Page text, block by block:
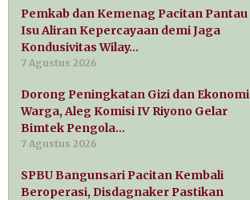
Pemkab dan Kemenag Pacitan Pantau
Isu Aliran Kepercayaan demi Jaga
Kondusivitas Wilay…
7 Agustus 2026
Dorong Peningkatan Gizi dan Ekonomi
Warga, Aleg Komisi IV Riyono Gelar
Bimtek Pengola…
7 Agustus 2026
SPBU Bangunsari Pacitan Kembali
Beroperasi, Disdagnaker Pastikan